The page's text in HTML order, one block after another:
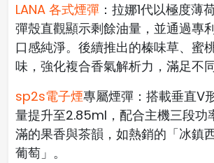
LANA 各式煙彈 ：拉娜1代以極度薄
彈殼直觀顯示剩餘油量，並通過專
口感純淨。後續推出的榛味草、蜜
味，強化複合香氣解析力，滿足不
sp2s電子煙專屬煙彈：搭載垂直V
量提升至2.85ml，配合主機三段功
滿的果香與茶韻，如熱銷的「冰鎮
葡萄」。